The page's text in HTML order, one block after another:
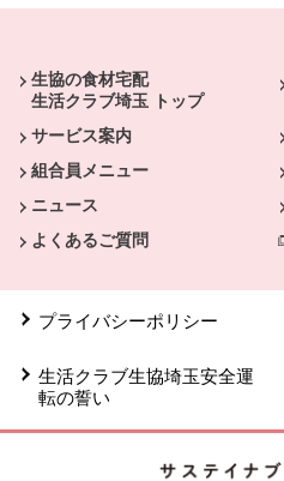
生協の食材宅配
生活クラブ埼玉 トップ
サービス案内
組合員メニュー
ニュース
よくあるご質問
プライバシーポリシー
生活クラブ生協埼玉安全運
転の誓い